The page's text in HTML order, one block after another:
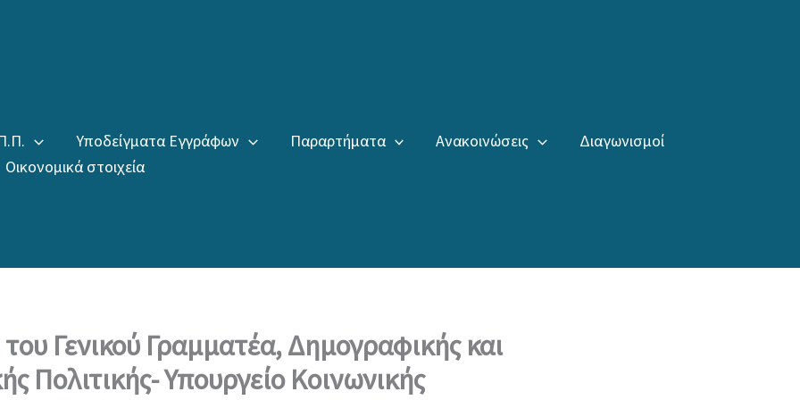
Υποδείγματα Εγγράφων Παραρτήματα Ανακοινώσεις
Διαγωνισμοί
Οικονομικά στοιχεία
Γενικού Γραμματέα, Δημογραφικής και
Πολιτικής- Υπουργείο Κοινωνικής